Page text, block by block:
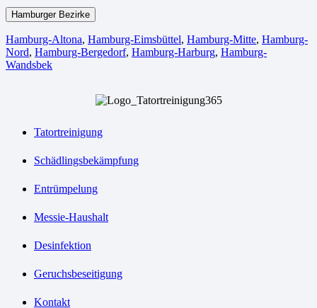
Hamburger Bezirke
Hamburg-Altona, Hamburg-Eimsbüttel, Hamburg-Mitte, Hamburg-
Nord, Hamburg-Bergedorf, Hamburg-Harburg, Hamburg-
Wandsbek
Tatortreinigung
Schädlingsbekämpfung
Entrümpelung
Messie-Haushalt
Desinfektion
Geruchsbeseitigung
Kontakt